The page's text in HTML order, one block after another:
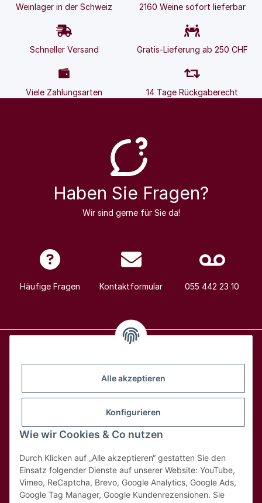
Alle akzeptieren
Konfigurieren
Wie wir Cookies & Co nutzen
Durch Klicken auf „Alle akzeptieren“ gestatten Sie den
Einsatz folgender Dienste auf unserer Website: YouTube,
Vimeo, ReCaptcha, Brevo, Google Analytics, Google Ads,
Google Tag Manager, Google Kundenrezensionen. Sie
Weinlager in der Schweiz 2160 Weine sofort lieferbar
Schneller Versand Gratis-Lieferung ab 250 CHF
Viele Zahlungsarten 14 Tage Rückgaberecht
Haben Sie Fragen?
Wir sind gerne für Sie da!
Häufige Fragen Kontaktformular 055 442 23 10
Hilfe & Kontakt
Rechtliches